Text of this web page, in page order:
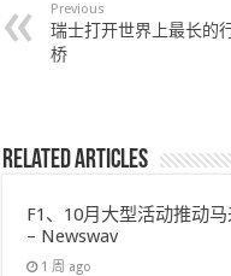
Previous
瑞士打开世界上最长的
桥
Related Articles
F1、10月大型活动推动
– Newswav
1 周 ago